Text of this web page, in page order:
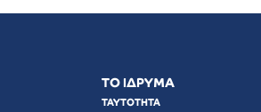
ΤΟ ΙΔΡΥΜΑ
ΤΑΥΤΟΤΗΤΑ